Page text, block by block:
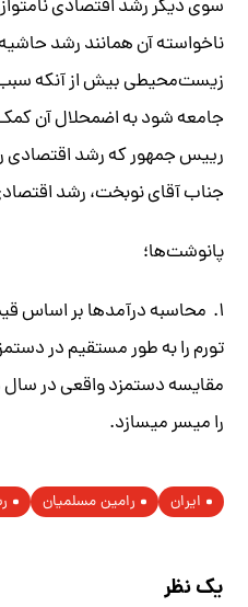
سوی دیگر رشد اقتصادی
ناخواسته آن همانند رشد
زیست‌محیطی بیش از آنکه
جامعه شود به اضمحلال آن
رییس جمهور که رشد اقتصادی
جناب آقای نوبخت، رشد
پانوشت‌ها؛
تورم را به طور مستقیم در
را میسر میسازد.
ایران رامین مسلمیان
یک نظر